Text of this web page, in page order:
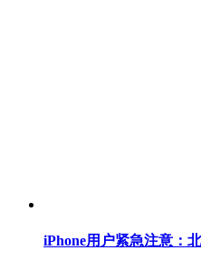
iPhone用户紧急注意：